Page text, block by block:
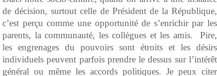
de décision, surtout celle de Président de la République,
c’est perçu comme une opportunité de s’enrichir par les
parents, la communauté, les collègues et les amis. Pire,
les engrenages du pouvoirs sont étroits et les désirs
individuels peuvent parfois prendre le dessus sur l’intérêt
général ou même les accords politiques. Je peux citer